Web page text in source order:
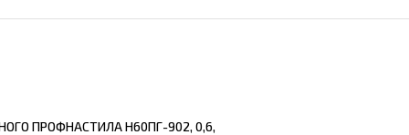
С21
ПРОФНАСТИЛА Н60ПГ-902, 0,6,